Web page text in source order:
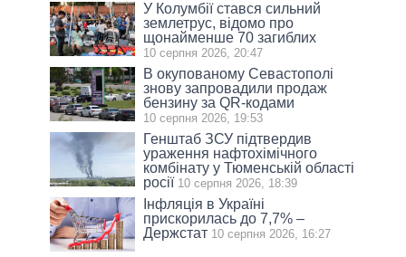
У Колумбії стався сильний
землетрус, відомо про
щонайменше 70 загиблих
10 серпня 2026, 20:47
В окупованому Севастополі
знову запровадили продаж
бензину за QR-кодами
10 серпня 2026, 19:53
Генштаб ЗСУ підтвердив
ураження нафтохімічного
комбінату у Тюменській області
росії 10 серпня 2026, 18:39
Інфляція в Україні
прискорилась до 7,7% –
Держстат 10 серпня 2026, 16:27